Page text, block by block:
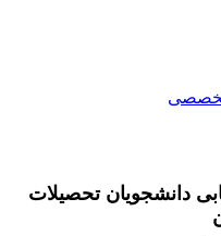
تخصصی
دانشجویان تحصیلات